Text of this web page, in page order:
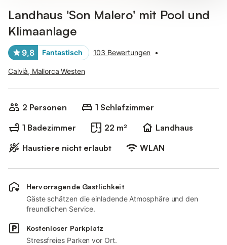
Landhaus 'Son Malero' mit Pool und
Klimaanlage
9,8 Fantastisch 103 Bewertungen •
Calvià, Mallorca Westen
2 Personen
1 Schlafzimmer
1 Badezimmer
22 m²
Landhaus
Haustiere nicht erlaubt
WLAN
Hervorragende Gastlichkeit
Gäste schätzen die einladende Atmosphäre und den
freundlichen Service.
Kostenloser Parkplatz
Stressfreies Parken vor Ort.